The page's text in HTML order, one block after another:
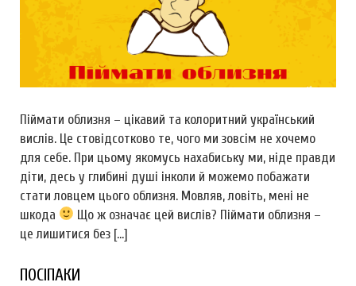
Піймати облизня – цікавий та колоритний український
вислів. Це стовідсотково те, чого ми зовсім не хочемо
для себе. При цьому якомусь нахабиську ми, ніде правди
діти, десь у глибині душі інколи й можемо побажати
стати ловцем цього облизня. Мовляв, ловіть, мені не
шкода
Що ж означає цей вислів? Піймати облизня –
це лишитися без […]
ПОСІПАКИ